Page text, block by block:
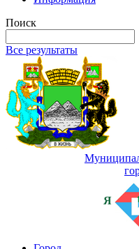
Поиск
Все результаты
Я